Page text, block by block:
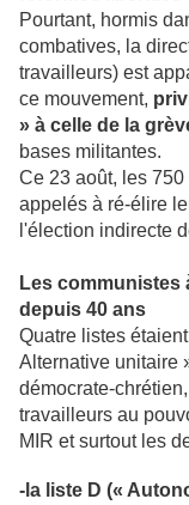
Pourtant, hormis
combatives, la
travailleurs) est
ce mouvement,
» à celle de la
bases militantes.
Ce 23 août, les
appelés à ré-élire
l'élection indirecte
Les communistes
depuis 40 ans
Quatre listes
Alternative unitaire
démocrate-
travailleurs au
MIR et surtout les
-la liste D («